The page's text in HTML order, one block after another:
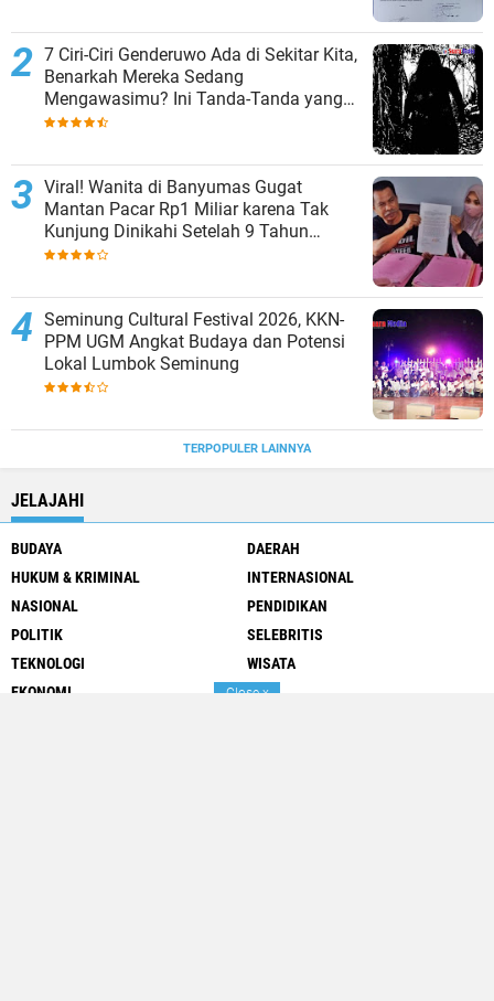
7 Ciri-Ciri Genderuwo Ada di Sekitar Kita,
Benarkah Mereka Sedang
Mengawasimu? Ini Tanda-Tanda yang
Sering Diabaikan
Viral! Wanita di Banyumas Gugat
Mantan Pacar Rp1 Miliar karena Tak
Kunjung Dinikahi Setelah 9 Tahun
Berpacaran
Seminung Cultural Festival 2026, KKN-
PPM UGM Angkat Budaya dan Potensi
Lokal Lumbok Seminung
TERPOPULER LAINNYA
JELAJAHI
BUDAYA
DAERAH
HUKUM & KRIMINAL
INTERNASIONAL
NASIONAL
PENDIDIKAN
POLITIK
SELEBRITIS
TEKNOLOGI
WISATA
EKONOMI
Closex